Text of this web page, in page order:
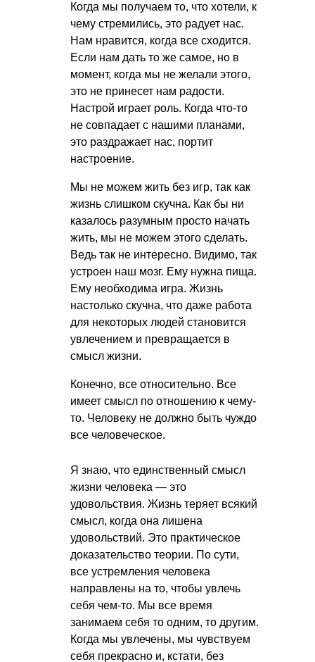
Когда мы получаем то, что хотели, к
чему стремились, это радует нас.
Нам нравится, когда все сходится.
Если нам дать то же самое, но в
момент, когда мы не желали этого,
это не принесет нам радости.
Настрой играет роль. Когда что-то
не совпадает с нашими планами,
это раздражает нас, портит
настроение.
Мы не можем жить без игр, так как
жизнь слишком скучна. Как бы ни
казалось разумным просто начать
жить, мы не можем этого сделать.
Ведь так не интересно. Видимо, так
устроен наш мозг. Ему нужна пища.
Ему необходима игра. Жизнь
настолько скучна, что даже работа
для некоторых людей становится
увлечением и превращается в
смысл жизни.
Конечно, все относительно. Все
имеет смысл по отношению к чему-
то. Человеку не должно быть чуждо
все человеческое.
Я знаю, что единственный смысл
жизни человека — это
удовольствия. Жизнь теряет всякий
смысл, когда она лишена
удовольствий. Это практическое
доказательство теории. По сути,
все устремления человека
направлены на то, чтобы увлечь
себя чем-то. Мы все время
занимаем себя то одним, то другим.
Когда мы увлечены, мы чувствуем
себя прекрасно и, кстати, без